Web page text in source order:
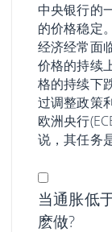
中央银行的
的价格稳定
经济经常面
价格的持续
格的持续下
过调整政策
欧洲央行
说，其任务
当通胀低
麽做?